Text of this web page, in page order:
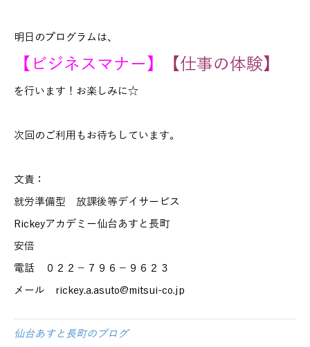
明日のプログラムは、
【ビジネスマナー】 【仕事の体験】
を行います！お楽しみに☆
次回のご利用もお待ちしています。
文責：
就労準備型 放課後等デイサービス
Rickeyアカデミー仙台あすと長町
安倍
電話 ０２２－７９６－９６２３
メール rickey.a.asuto@mitsui-co.jp
仙台あすと長町のブログ